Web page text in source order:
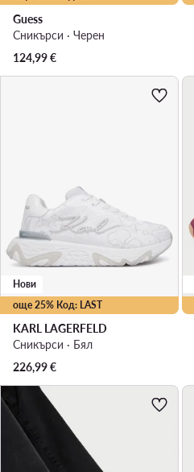
Guess
Сникърси · Черен
124,99€
още 25% Код: LAST
Нови
KARL LAGERFELD
Сникърси · Бял
226,99€